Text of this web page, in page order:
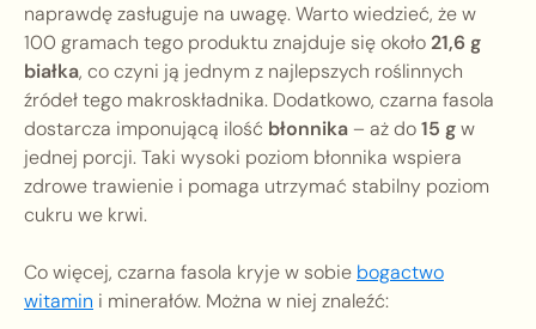
naprawdę zasługuje na uwagę. Warto wiedzieć, że w
100 gramach tego produktu znajduje się około21,6 g
białka, co czyni ją jednym z najlepszych roślinnych
źródeł tego makroskładnika. Dodatkowo, czarna fasola
dostarcza imponującą ilość błonnika– aż do15 gw
jednej porcji. Taki wysoki poziom błonnika wspiera
zdrowe trawienie i pomaga utrzymać stabilny poziom
cukru we krwi.
Co więcej, czarna fasola kryje w sobie bogactwo
witamin i minerałów. Można w niej znaleźć: